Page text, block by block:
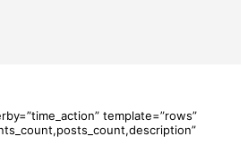
template=”rows”